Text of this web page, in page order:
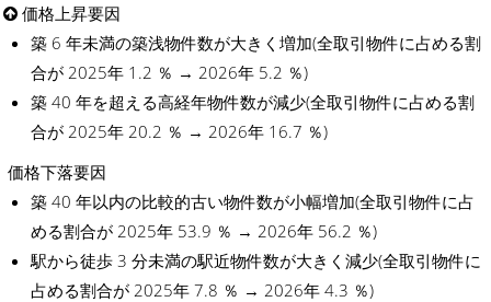
価格上昇要因
築 6 年未満の築浅物件数が大きく増加(全取引物件に占める割
合が 2025年 1.2 ％ → 2026年 5.2 ％)
築 40 年を超える高経年物件数が減少(全取引物件に占める割
合が 2025年 20.2 ％ → 2026年 16.7 ％)
価格下落要因
築 40 年以内の比較的古い物件数が小幅増加(全取引物件に占
める割合が 2025年 53.9 ％ → 2026年 56.2 ％)
駅から徒歩 3 分未満の駅近物件数が大きく減少(全取引物件に
占める割合が 2025年 7.8 ％ → 2026年 4.3 ％)